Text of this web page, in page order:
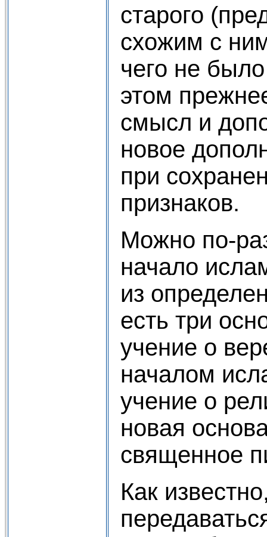
старого
схожим с
чего не
этом
смысл и
новое
при
признаков.
Можно по-
начало
из
есть три
учение о
началом
учение о
новая
священное
Как